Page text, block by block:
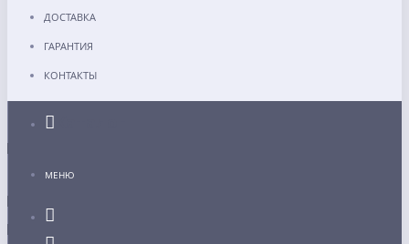
ДОСТАВКА
ГАРАНТИЯ
КОНТАКТЫ
МЕНЮ